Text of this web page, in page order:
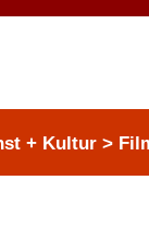
+ Kultur >